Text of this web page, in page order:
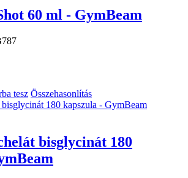
60 ml - GymBeam
tesz Összehasonlítás
bisglycinát 180